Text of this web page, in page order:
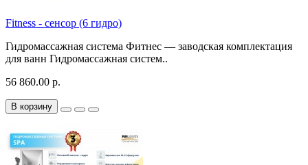
Fitness - сенсор (6 гидро)
Гидромассажная система Фитнес — заводская комплектация
для ванн Гидромассажная систем..
56 860.00 р.
В корзину